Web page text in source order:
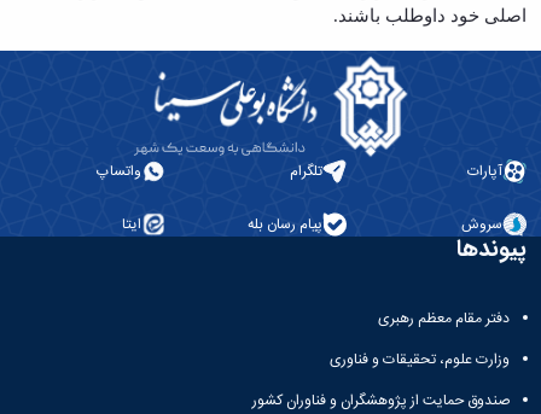
اصلی خود داوطلب باشند.
آپارات تلگرام واتساپ
سروش پیام رسان بله ایتا
پیوندها
دفتر مقام معظم رهبری
وزارت علوم، تحقیقات و فناوری
صندوق حمایت از پژوهشگران و فناوران کشور